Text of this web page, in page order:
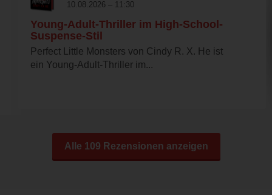
10.08.2026 – 11:30
Young-Adult-Thriller im High-School-
Suspense-Stil
Perfect Little Monsters von Cindy R. X. He ist
ein Young-Adult-Thriller im...
Alle 109 Rezensionen anzeigen